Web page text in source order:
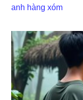
anh hàng xóm